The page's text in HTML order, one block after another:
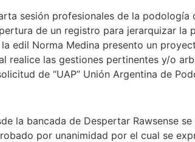
sesión profesionales de la podología
de un registro para jerarquizar la
edil Norma Medina presento un
realice las gestiones pertinentes y/o
de “UAP” Unión Argentina de
la bancada de Despertar Rawsense
por unanimidad por el cual se